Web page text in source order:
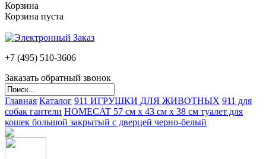
Корзина
Корзина пуста
+7 (495) 510-3606
Заказать обратный звонок
Главная Каталог 911 ИГРУШКИ ДЛЯ ЖИВОТНЫХ 911 для
собак гантели HOMECAT 57 см х 43 см х 38 см туалет для
кошек большой закрытый с дверцей черно-белый